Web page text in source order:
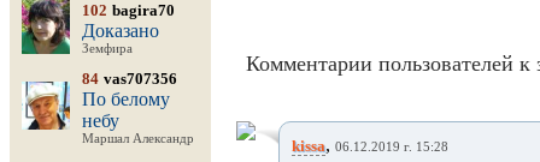
102 bagira70
Доказано
Земфира
84 vas707356
По белому
небу
Маршал Александр
Комментарии пользователей к
kissa, 06.12.2019 г. 15:28